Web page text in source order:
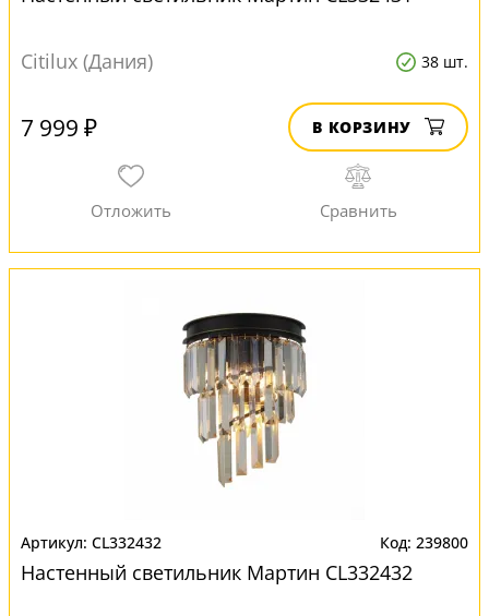
Citilux (Дания) 38 шт.
7 999 ₽ В КОРЗИНУ
CL332432 239800
Настенный светильник Мартин CL332432